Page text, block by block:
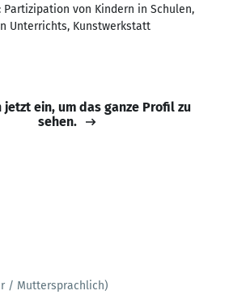
Partizipation von Kindern in Schulen,
Unterrichts, Kunstwerkstatt
jetzt ein, um das ganze Profil zu
sehen.
/ Muttersprachlich)